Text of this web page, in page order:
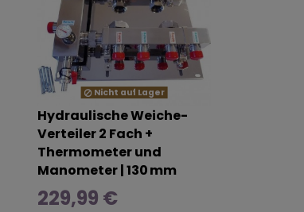
Nicht auf Lager
Hydraulische Weiche-
Verteiler 2 Fach +
Thermometer und
Manometer | 130 mm
229,99 €